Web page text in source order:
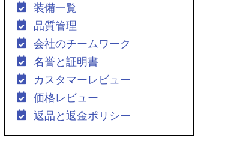
装備一覧
品質管理
会社のチームワーク
名誉と証明書
カスタマーレビュー
価格レビュー
返品と返金ポリシー